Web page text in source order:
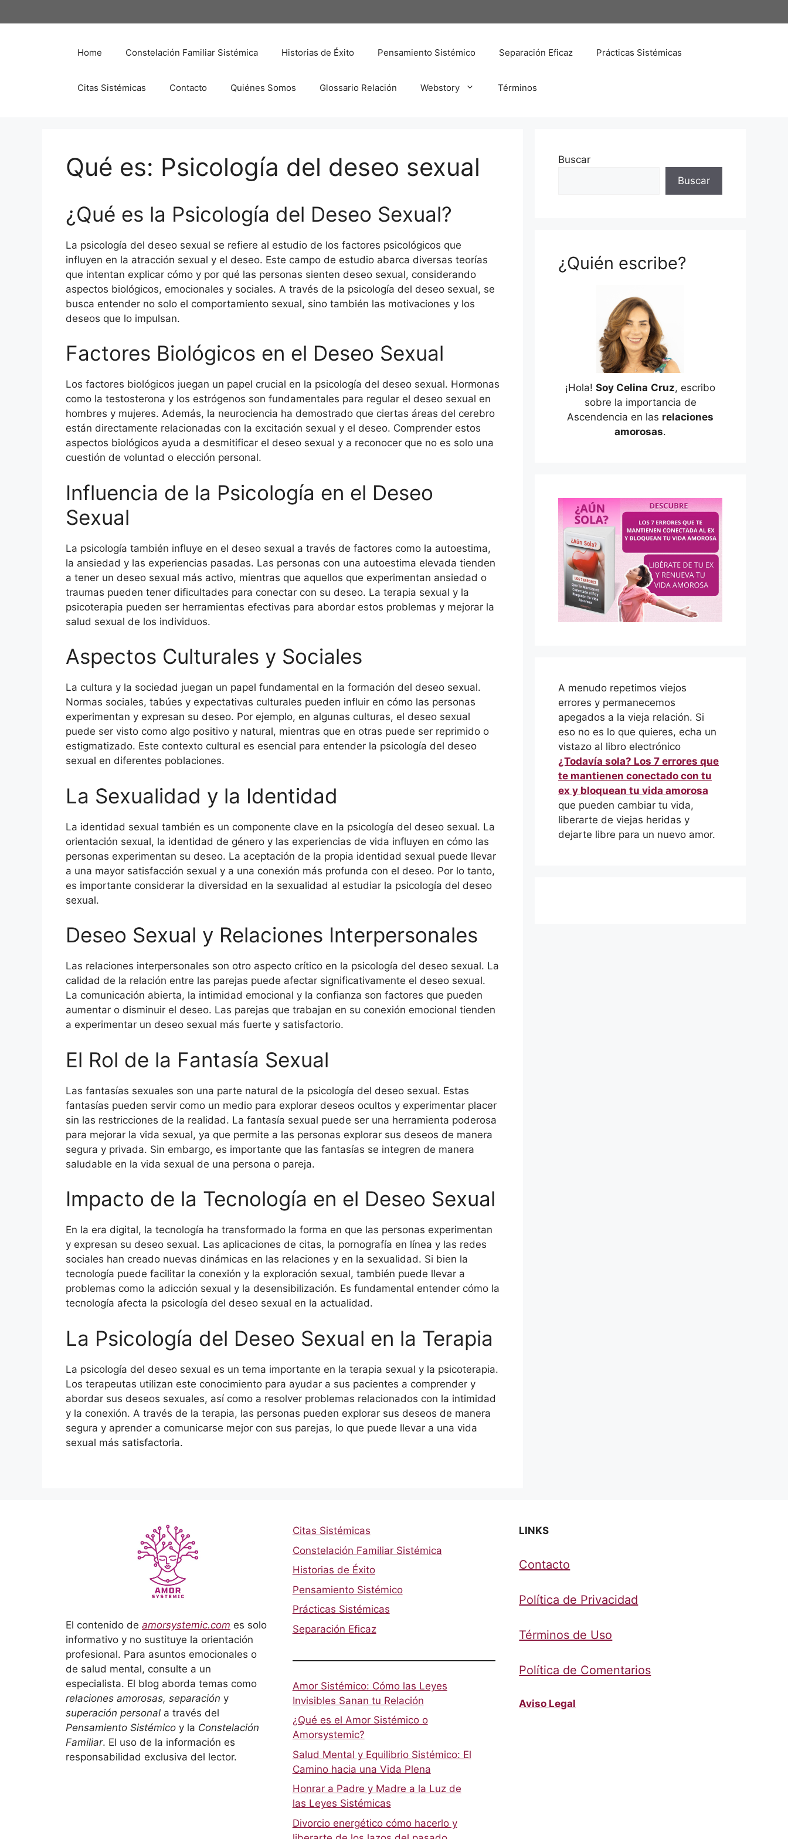
al
Home Constelación Familiar Sistémica Historias de Éxito Pensamiento Sistémico Separación Eficaz Prácticas Sistémicas
Citas Sistémicas Contacto Quiénes Somos Glossario Relación Webstory Términos
Qué es: Psicología del deseo sexual
¿Qué es la Psicología del Deseo Sexual?
La psicología del deseo sexual se refiere al estudio de los factores psicológicos que
influyen en la atracción sexual y el deseo. Este campo de estudio abarca diversas teorías
que intentan explicar cómo y por qué las personas sienten deseo sexual, considerando
aspectos biológicos, emocionales y sociales. A través de la psicología del deseo sexual, se
busca entender no solo el comportamiento sexual, sino también las motivaciones y los
deseos que lo impulsan.
Factores Biológicos en el Deseo Sexual
Los factores biológicos juegan un papel crucial en la psicología del deseo sexual. Hormonas
como la testosterona y los estrógenos son fundamentales para regular el deseo sexual en
hombres y mujeres. Además, la neurociencia ha demostrado que ciertas áreas del cerebro
están directamente relacionadas con la excitación sexual y el deseo. Comprender estos
aspectos biológicos ayuda a desmitificar el deseo sexual y a reconocer que no es solo una
cuestión de voluntad o elección personal.
Influencia de la Psicología en el Deseo
Sexual
La psicología también influye en el deseo sexual a través de factores como la autoestima,
la ansiedad y las experiencias pasadas. Las personas con una autoestima elevada tienden
a tener un deseo sexual más activo, mientras que aquellos que experimentan ansiedad o
traumas pueden tener dificultades para conectar con su deseo. La terapia sexual y la
psicoterapia pueden ser herramientas efectivas para abordar estos problemas y mejorar la
salud sexual de los individuos.
Aspectos Culturales y Sociales
La cultura y la sociedad juegan un papel fundamental en la formación del deseo sexual.
Normas sociales, tabúes y expectativas culturales pueden influir en cómo las personas
experimentan y expresan su deseo. Por ejemplo, en algunas culturas, el deseo sexual
puede ser visto como algo positivo y natural, mientras que en otras puede ser reprimido o
estigmatizado. Este contexto cultural es esencial para entender la psicología del deseo
sexual en diferentes poblaciones.
La Sexualidad y la Identidad
La identidad sexual también es un componente clave en la psicología del deseo sexual. La
orientación sexual, la identidad de género y las experiencias de vida influyen en cómo las
personas experimentan su deseo. La aceptación de la propia identidad sexual puede llevar
a una mayor satisfacción sexual y a una conexión más profunda con el deseo. Por lo tanto,
es importante considerar la diversidad en la sexualidad al estudiar la psicología del deseo
sexual.
Deseo Sexual y Relaciones Interpersonales
Las relaciones interpersonales son otro aspecto crítico en la psicología del deseo sexual. La
calidad de la relación entre las parejas puede afectar significativamente el deseo sexual.
La comunicación abierta, la intimidad emocional y la confianza son factores que pueden
aumentar o disminuir el deseo. Las parejas que trabajan en su conexión emocional tienden
a experimentar un deseo sexual más fuerte y satisfactorio.
El Rol de la Fantasía Sexual
Las fantasías sexuales son una parte natural de la psicología del deseo sexual. Estas
fantasías pueden servir como un medio para explorar deseos ocultos y experimentar placer
sin las restricciones de la realidad. La fantasía sexual puede ser una herramienta poderosa
para mejorar la vida sexual, ya que permite a las personas explorar sus deseos de manera
segura y privada. Sin embargo, es importante que las fantasías se integren de manera
saludable en la vida sexual de una persona o pareja.
Impacto de la Tecnología en el Deseo Sexual
En la era digital, la tecnología ha transformado la forma en que las personas experimentan
y expresan su deseo sexual. Las aplicaciones de citas, la pornografía en línea y las redes
sociales han creado nuevas dinámicas en las relaciones y en la sexualidad. Si bien la
tecnología puede facilitar la conexión y la exploración sexual, también puede llevar a
problemas como la adicción sexual y la desensibilización. Es fundamental entender cómo la
tecnología afecta la psicología del deseo sexual en la actualidad.
La Psicología del Deseo Sexual en la Terapia
La psicología del deseo sexual es un tema importante en la terapia sexual y la psicoterapia.
Los terapeutas utilizan este conocimiento para ayudar a sus pacientes a comprender y
abordar sus deseos sexuales, así como a resolver problemas relacionados con la intimidad
y la conexión. A través de la terapia, las personas pueden explorar sus deseos de manera
segura y aprender a comunicarse mejor con sus parejas, lo que puede llevar a una vida
sexual más satisfactoria.
Buscar
Buscar
¿Quién escribe?
¡Hola! Soy Celina Cruz, escribo
sobre la importancia de
Ascendencia en las relaciones
amorosas.
A menudo repetimos viejos
errores y permanecemos
apegados a la vieja relación. Si
eso no es lo que quieres, echa un
vistazo al libro electrónico
¿Todavía sola? Los 7 errores que
te mantienen conectado con tu
ex y bloquean tu vida amorosa
que pueden cambiar tu vida,
liberarte de viejas heridas y
dejarte libre para un nuevo amor.
El contenido de amorsystemic.com es solo
informativo y no sustituye la orientación
profesional. Para asuntos emocionales o
de salud mental, consulte a un
especialista. El blog aborda temas como
relaciones amorosas, separación y
superación personal a través del
Pensamiento Sistémico y la Constelación
Familiar. El uso de la información es
responsabilidad exclusiva del lector.
Citas Sistémicas
Constelación Familiar Sistémica
Historias de Éxito
Pensamiento Sistémico
Prácticas Sistémicas
Separación Eficaz
Amor Sistémico: Cómo las Leyes
Invisibles Sanan tu Relación
¿Qué es el Amor Sistémico o
Amorsystemic?
Salud Mental y Equilibrio Sistémico: El
Camino hacia una Vida Plena
Honrar a Padre y Madre a la Luz de
las Leyes Sistémicas
Divorcio energético cómo hacerlo y
LINKS
Contacto
Política de Privacidad
Términos de Uso
Política de Comentarios
Aviso Legal